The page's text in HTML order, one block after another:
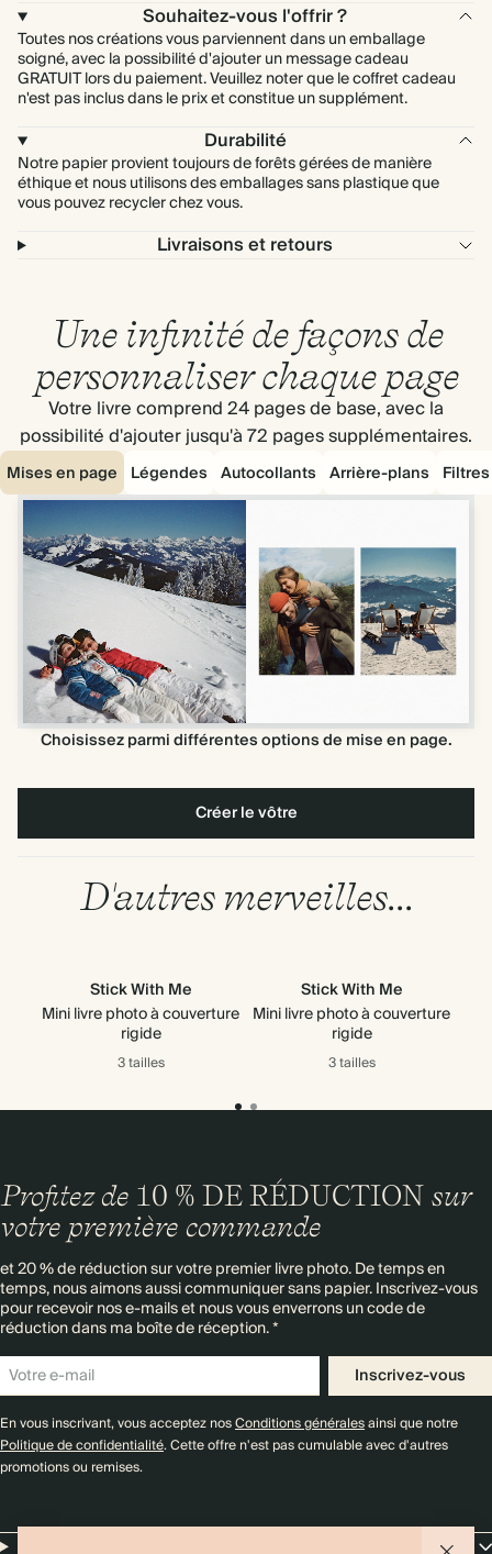
Souhaitez-vous l'offrir ?
Toutes nos créations vous parviennent dans un emballage
soigné, avec la possibilité d'ajouter un message cadeau
GRATUIT lors du paiement. Veuillez noter que le coffret cadeau
n'est pas inclus dans le prix et constitue un supplément.
Durabilité
Notre papier provient toujours de forêts gérées de manière
éthique et nous utilisons des emballages sans plastique que
vous pouvez recycler chez vous.
Livraisons et retours
Une infinité de façons de
personnaliser chaque page
Votre livre comprend 24 pages de base, avec la
possibilité d'ajouter jusqu'à 72 pages supplémentaires.
Mises en page Légendes Autocollants Arrière-plans
Choisissez parmi différentes options de mise en page.
Créer le vôtre
D'autres merveilles...
Stick With Me
Mini livre photo à couverture
rigide
3 tailles
Stick With Me
Mini livre photo à couverture
rigide
3 tailles
Profitez de 10 % DE RÉDUCTION sur
votre première commande
et 20 % de réduction sur votre premier livre photo. De temps en
temps, nous aimons aussi communiquer sans papier. Inscrivez-vous
pour recevoir nos e-mails et nous vous enverrons un code de
réduction dans ma boîte de réception. *
Inscrivez-vous
En vous inscrivant, vous acceptez nosConditions généralesainsi que notre
Politique de confidentialité. Cette offre n'est pas cumulable avec d'autres
promotions ou remises.